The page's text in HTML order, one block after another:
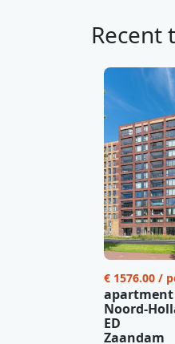
Recent
€ 1576.00 /
Noord-
ED
Zaandam